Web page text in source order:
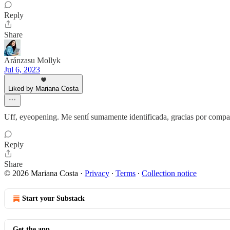
Reply
Share
Aránzasu Mollyk
Jul 6, 2023
Liked by Mariana Costa
Uff, eyeopening. Me sentí sumamente identificada, gracias por
Reply
Share
© 2026 Mariana Costa · Privacy ∙ Terms ∙ Collection notice
Start your Substack